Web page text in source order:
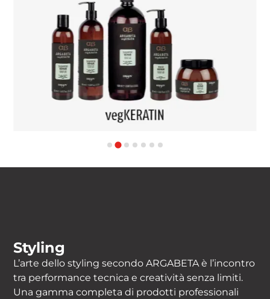
Styling
L’arte dello styling secondo ARGABETA è l’incontro
tra performance tecnica e creatività senza limiti.
Una gamma completa di prodotti professionali